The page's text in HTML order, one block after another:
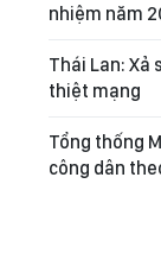
nhiệm năm
Thái Lan: Xả
thiệt mạng
Tổng thống
công dân